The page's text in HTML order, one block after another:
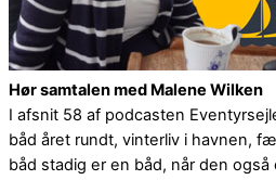
Hør samtalen med Malene Wilken
I afsnit 58 af podcasten
båd året rundt, vinterliv i havnen,
båd stadig er en båd, når den også